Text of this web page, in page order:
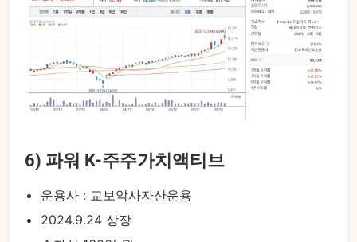
6) 파워 K-주주가치액티브
운용사 : 교보악사자산운용
2024.9.24 상장